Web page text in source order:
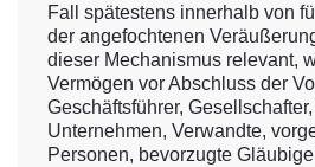
Fall spätestens innerhalb von
der angefochtenen
dieser Mechanismus relevant,
Vermögen vor Abschluss der
Geschäftsführer,
Unternehmen, Verwandte,
Personen, bevorzugte